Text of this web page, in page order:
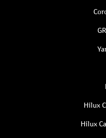
Hilux
Hilux